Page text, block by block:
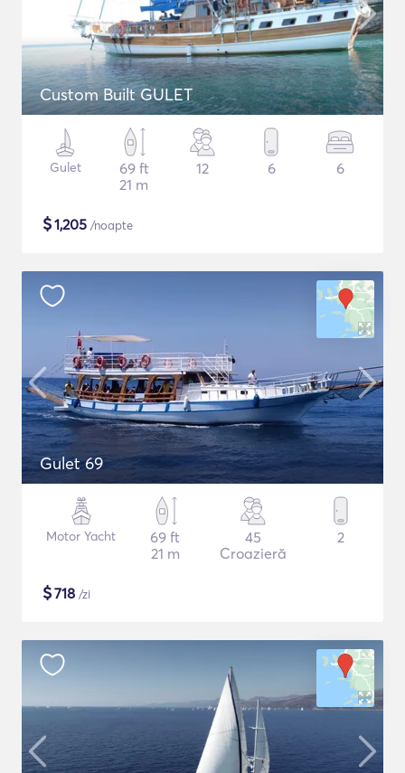
Custom Built GULET
Gulet
69 ft
21 m
12 6 6
$1,205 /noapte
Gulet 69
Motor Yacht
69 ft
21 m
45
Croazieră
2
$718 /zi